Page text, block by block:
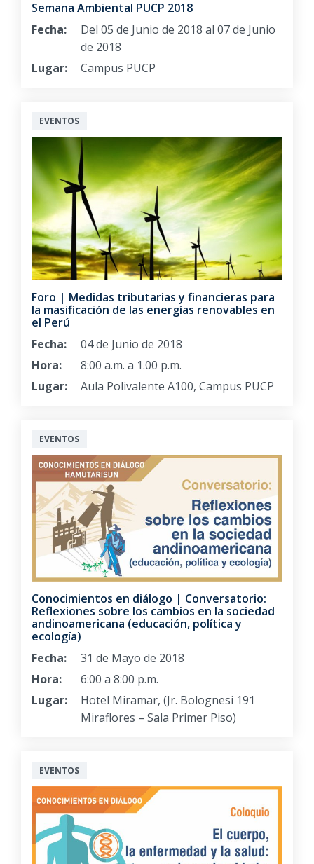
Semana Ambiental PUCP 2018
Fecha:
Del 05 de Junio de 2018 al 07 de Junio
de 2018
Lugar:
Campus PUCP
EVENTOS
Foro | Medidas tributarias y financieras para
la masificación de las energías renovables en
el Perú
Fecha:
04 de Junio de 2018
Hora:
8:00 a.m. a 1.00 p.m.
Lugar:
Aula Polivalente A100, Campus PUCP
EVENTOS
Conocimientos en diálogo | Conversatorio:
Reflexiones sobre los cambios en la sociedad
andinoamericana (educación, política y
ecología)
Fecha:
31 de Mayo de 2018
Hora:
6:00 a 8:00 p.m.
Lugar:
Hotel Miramar, (Jr. Bolognesi 191
Miraflores – Sala Primer Piso)
EVENTOS